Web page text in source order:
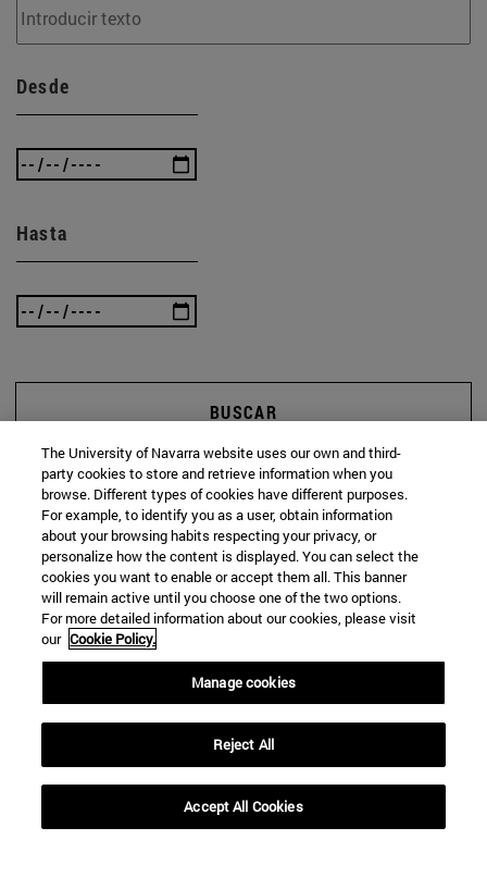
Desde
Hasta
BUSCAR
The University of Navarra website uses our own and third-
party cookies to store and retrieve information when you
browse. Different types of cookies have different purposes.
For example, to identify you as a user, obtain information
about your browsing habits respecting your privacy, or
personalize how the content is displayed. You can select the
cookies you want to enable or accept them all. This banner
will remain active until you choose one of the two options.
For more detailed information about our cookies, please visit
our Cookie Policy.
Manage cookies
Reject All
Accept All Cookies